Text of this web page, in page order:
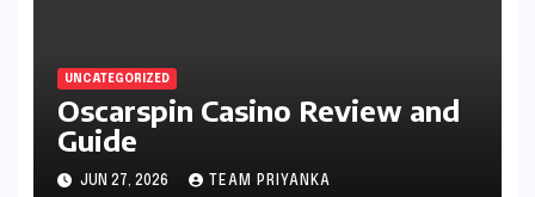
UNCATEGORIZED
Oscarspin Casino Review and
Guide
JUN 27, 2026 TEAM PRIYANKA